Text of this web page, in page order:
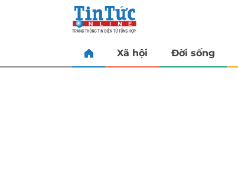
Xã hội Đời sống